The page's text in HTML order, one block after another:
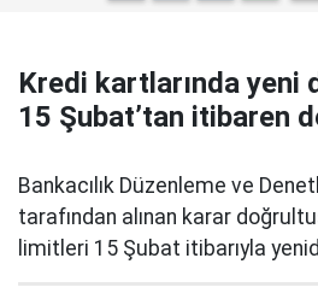
Kredi kartlarında yeni
15 Şubat’tan itibaren
Bankacılık Düzenleme ve
tarafından alınan karar
limitleri 15 Şubat itibarıyla